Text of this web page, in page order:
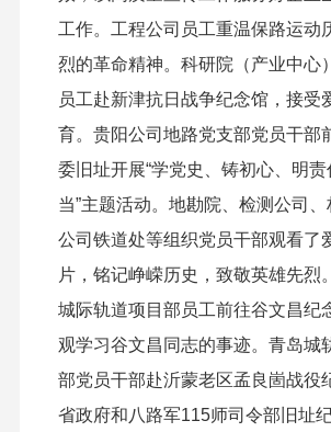
工作。工程公司员工重温保路运动
烈的革命精神。科研院（产业中心
员工赴新津抗日战争纪念馆，接受
育。贵阳公司地路党支部党员干部
委旧址开展“学党史、铸初心、明责
当”主题活动。地勘院、检测公司
公司铁道处等组织党员干部观看了
片，铭记峥嵘历史，致敬英雄先烈
城际轨道项目部员工前往谷文昌纪
观学习谷文昌同志的事迹。青岛城
部党员干部赴沂蒙老区孟良崮战役
省政府和八路军115师司令部旧址